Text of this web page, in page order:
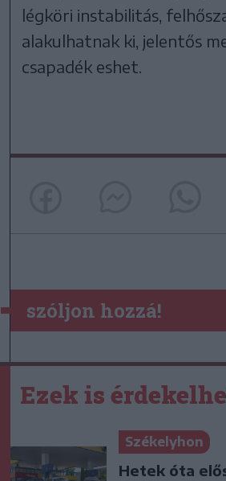
légköri instabilitás,
alakulhatnak ki, jelentős
csapadék eshet.
szóljon hozzá!
Ezek is
Székelyhon
Hetek óta